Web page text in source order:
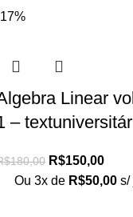
Linear
–
180,00 R$150,00
Ou 3x de R$50,00 s/